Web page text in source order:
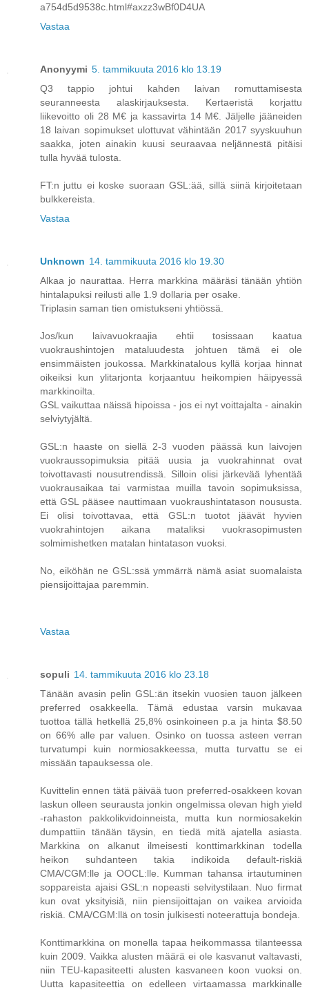
a754d5d9538c.html#axzz3wBf0D4UA
Vastaa
Anonyymi 5. tammikuuta 2016 klo 13.19
Q3 tappio johtui kahden laivan romuttamisesta
seuranneesta alaskirjauksesta. Kertaeristä korjattu
liikevoitto oli 28 M€ ja kassavirta 14 M€. Jäljelle jääneiden
18 laivan sopimukset ulottuvat vähintään 2017 syyskuuhun
saakka, joten ainakin kuusi seuraavaa neljännestä pitäisi
tulla hyvää tulosta.
FT:n juttu ei koske suoraan GSL:ää, sillä siinä kirjoitetaan
bulkkereista.
Vastaa
Unknown 14. tammikuuta 2016 klo 19.30
Alkaa jo naurattaa. Herra markkina määräsi tänään yhtiön
hintalapuksi reilusti alle 1.9 dollaria per osake.
Triplasin saman tien omistukseni yhtiössä.
Jos/kun laivavuokraajia ehtii tosissaan kaatua
vuokraushintojen mataluudesta johtuen tämä ei ole
ensimmäisten joukossa. Markkinatalous kyllä korjaa hinnat
oikeiksi kun ylitarjonta korjaantuu heikompien häipyessä
markkinoilta.
GSL vaikuttaa näissä hipoissa - jos ei nyt voittajalta - ainakin
selviytyjältä.
GSL:n haaste on siellä 2-3 vuoden päässä kun laivojen
vuokraussopimuksia pitää uusia ja vuokrahinnat ovat
toivottavasti nousutrendissä. Silloin olisi järkevää lyhentää
vuokrausaikaa tai varmistaa muilla tavoin sopimuksissa,
että GSL pääsee nauttimaan vuokraushintatason noususta.
Ei olisi toivottavaa, että GSL:n tuotot jäävät hyvien
vuokrahintojen aikana mataliksi vuokrasopimusten
solmimishetken matalan hintatason vuoksi.
No, eiköhän ne GSL:ssä ymmärrä nämä asiat suomalaista
piensijoittajaa paremmin.
Vastaa
sopuli 14. tammikuuta 2016 klo 23.18
Tänään avasin pelin GSL:än itsekin vuosien tauon jälkeen
preferred osakkeella. Tämä edustaa varsin mukavaa
tuottoa tällä hetkellä 25,8% osinkoineen p.a ja hinta $8.50
on 66% alle par valuen. Osinko on tuossa asteen verran
turvatumpi kuin normiosakkeessa, mutta turvattu se ei
missään tapauksessa ole.
Kuvittelin ennen tätä päivää tuon preferred-osakkeen kovan
laskun olleen seurausta jonkin ongelmissa olevan high yield
-rahaston pakkolikvidoinneista, mutta kun normiosakekin
dumpattiin tänään täysin, en tiedä mitä ajatella asiasta.
Markkina on alkanut ilmeisesti konttimarkkinan todella
heikon suhdanteen takia indikoida default-riskiä
CMA/CGM:lle ja OOCL:lle. Kumman tahansa irtautuminen
soppareista ajaisi GSL:n nopeasti selvitystilaan. Nuo firmat
kun ovat yksityisiä, niin piensijoittajan on vaikea arvioida
riskiä. CMA/CGM:llä on tosin julkisesti noteerattuja bondeja.
Konttimarkkina on monella tapaa heikommassa tilanteessa
kuin 2009. Vaikka alusten määrä ei ole kasvanut valtavasti,
niin TEU-kapasiteetti alusten kasvaneen koon vuoksi on.
Uutta kapasiteettia on edelleen virtaamassa markkinalle